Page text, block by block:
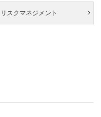
リスクマネジメント